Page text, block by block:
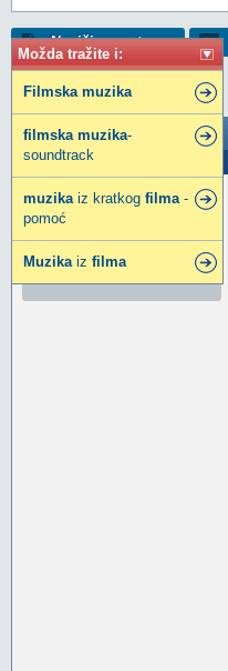
Možda tražite i:
Filmska muzika
filmska muzika-
soundtrack
muzikaiz kratkog filma-
pomoć
Muzikaiz filma
Napiši novu temu
Naša omiljena filmska muzika
Poslao: 01 Sep 2016 22:00
mpman
Pridružio: 12 Okt 2010